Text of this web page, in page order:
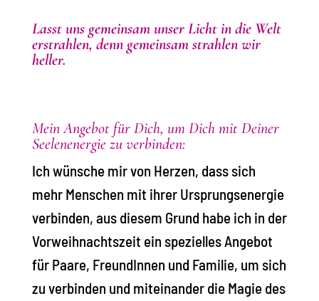
Lasst uns gemeinsam unser Licht in die Welt
erstrahlen, denn gemeinsam strahlen wir
heller.
Mein Angebot für Dich, um Dich mit Deiner
Seelenenergie zu verbinden:
Ich wünsche mir von Herzen, dass sich
mehr Menschen mit ihrer Ursprungsenergie
verbinden, aus diesem Grund habe ich in der
Vorweihnachtszeit ein spezielles Angebot
für Paare, FreundInnen und Familie, um sich
zu verbinden und miteinander die Magie des